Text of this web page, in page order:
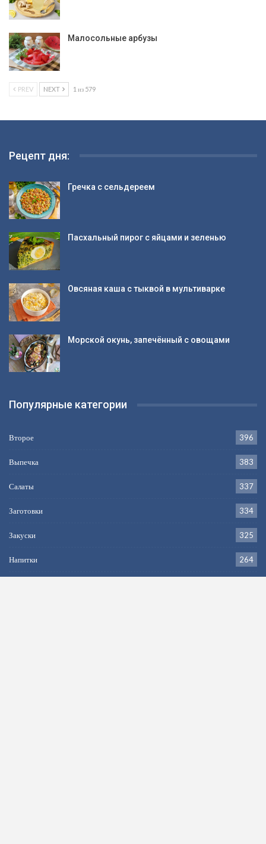
Малосольные арбузы
PREV NEXT 1 из 579
Рецепт дня:
Гречка с сельдереем
Пасхальный пирог с яйцами и зеленью
Овсяная каша с тыквой в мультиварке
Морской окунь, запечённый с овощами
Популярные категории
Второе 396
Выпечка 383
Салаты 337
Заготовки 334
Закуски 325
Напитки 264